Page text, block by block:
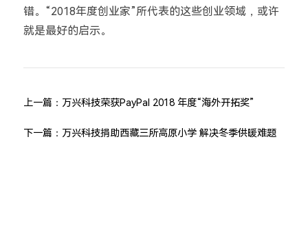
错。“2018年度创业家”所代表的这些创业领域，或许
就是最好的启示。
上一篇： 万兴科技荣获PayPal 2018 年度“海外开拓奖”
下一篇： 万兴科技捐助西藏三所高原小学 解决冬季供暖难题